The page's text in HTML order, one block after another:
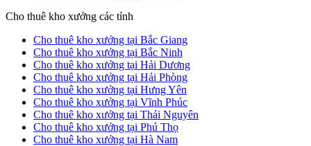
Cho thuê kho xưởng các tỉnh
Cho thuê kho xưởng tại Bắc Giang
Cho thuê kho xưởng tại Bắc Ninh
Cho thuê kho xưởng tại Hải Dương
Cho thuê kho xưởng tại Hải Phòng
Cho thuê kho xưởng tại Hưng Yên
Cho thuê kho xưởng tại Vĩnh Phúc
Cho thuê kho xưởng tại Thái Nguyên
Cho thuê kho xưởng tại Phú Thọ
Cho thuê kho xưởng tại Hà Nam